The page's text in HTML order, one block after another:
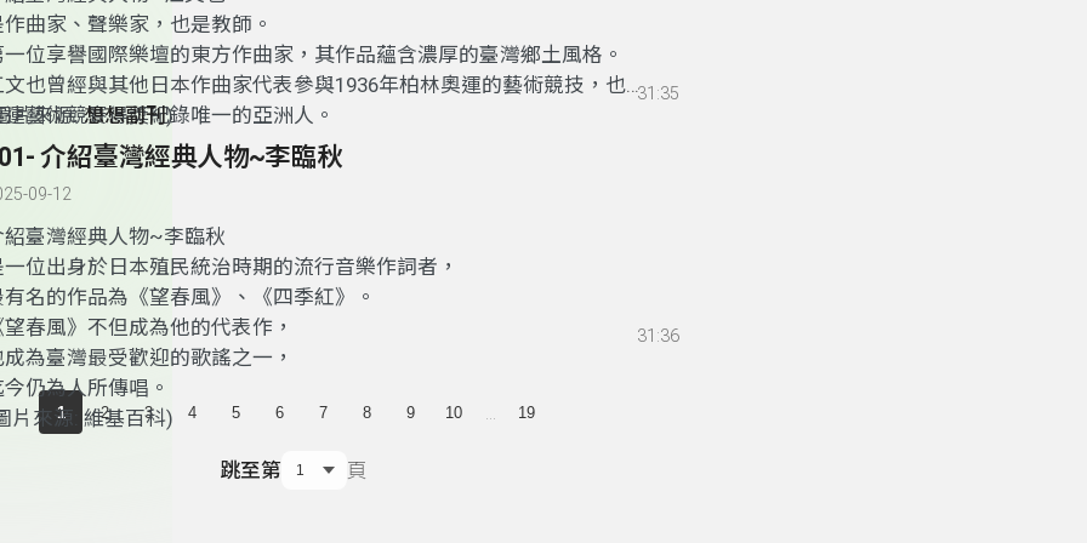
作曲家、聲樂家，也是教師。
一位享譽國際樂壇的東方作曲家，其作品蘊含濃厚的臺灣鄉土風格。
文也曾經與其他日本作曲家代表參與1936年柏林奧運的藝術競技，也是
運藝術競賽得獎紀錄唯一的亞洲人。
片來源:想想副刊)
31:35
介紹臺灣經典人物~李臨秋
09-12
紹臺灣經典人物~李臨秋
一位出身於日本殖民統治時期的流行音樂作詞者，
有名的作品為《望春風》、《四季紅》。
望春風》不但成為他的代表作，
成為臺灣最受歡迎的歌謠之一，
仍為人所傳唱。
片來源: 維基百科)
31:36
1 2 3 4 5 6 7 8 9 10 19
跳至第 頁